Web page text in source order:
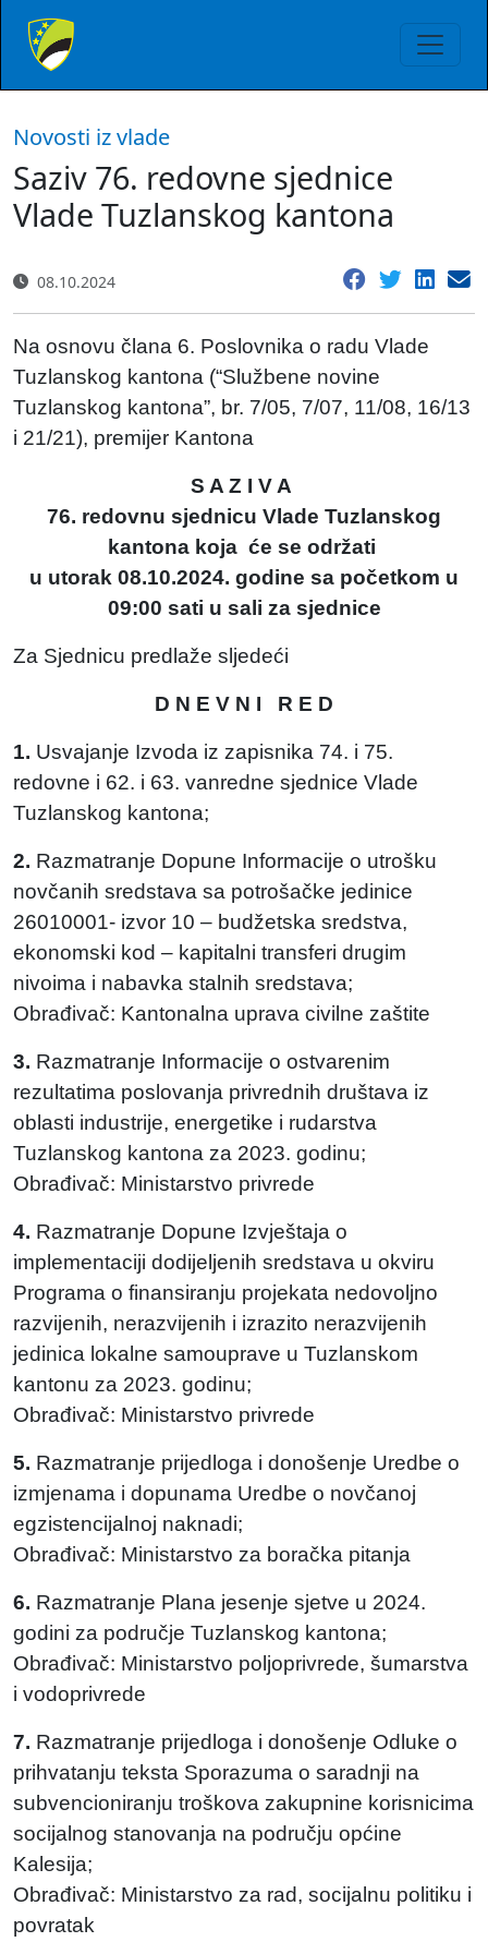
Novosti iz vlade
Saziv 76. redovne sjednice
Vlade Tuzlanskog kantona
08.10.2024
Na osnovu člana 6. Poslovnika o radu Vlade
Tuzlanskog kantona (“Službene novine
Tuzlanskog kantona”, br. 7/05, 7/07, 11/08, 16/13
i 21/21), premijer Kantona
S A Z I V A
76. redovnu sjednicu Vlade Tuzlanskog
kantona koja će se održati
u utorak 08.10.2024. godine sa početkom u
09:00 sati u sali za sjednice
Za Sjednicu predlaže sljedeći
D N E V N I R E D
1. Usvajanje Izvoda iz zapisnika 74. i 75.
redovne i 62. i 63. vanredne sjednice Vlade
Tuzlanskog kantona;
2. Razmatranje Dopune Informacije o utrošku
novčanih sredstava sa potrošačke jedinice
26010001- izvor 10 – budžetska sredstva,
ekonomski kod – kapitalni transferi drugim
nivoima i nabavka stalnih sredstava;
Obrađivač: Kantonalna uprava civilne zaštite
3. Razmatranje Informacije o ostvarenim
rezultatima poslovanja privrednih društava iz
oblasti industrije, energetike i rudarstva
Tuzlanskog kantona za 2023. godinu;
Obrađivač: Ministarstvo privrede
4. Razmatranje Dopune Izvještaja o
implementaciji dodijeljenih sredstava u okviru
Programa o finansiranju projekata nedovoljno
razvijenih, nerazvijenih i izrazito nerazvijenih
jedinica lokalne samouprave u Tuzlanskom
kantonu za 2023. godinu;
Obrađivač: Ministarstvo privrede
5. Razmatranje prijedloga i donošenje Uredbe o
izmjenama i dopunama Uredbe o novčanoj
egzistencijalnoj naknadi;
Obrađivač: Ministarstvo za boračka pitanja
6. Razmatranje Plana jesenje sjetve u 2024.
godini za područje Tuzlanskog kantona;
Obrađivač: Ministarstvo poljoprivrede, šumarstva
i vodoprivrede
7. Razmatranje prijedloga i donošenje Odluke o
prihvatanju teksta Sporazuma o saradnji na
subvencioniranju troškova zakupnine korisnicima
socijalnog stanovanja na području općine
Kalesija;
Obrađivač: Ministarstvo za rad, socijalnu politiku i
povratak